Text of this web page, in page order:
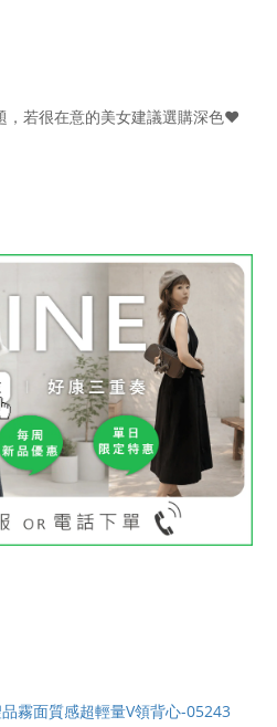
，若很在意的美女建議選購深色♥
霧面質感超輕量V領背心-05243